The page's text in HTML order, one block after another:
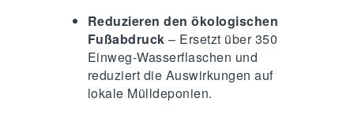
Reduzieren den ökologischen
Fußabdruck – Ersetzt über 350
Einweg-Wasserflaschen und
reduziert die Auswirkungen auf
lokale Mülldeponien.